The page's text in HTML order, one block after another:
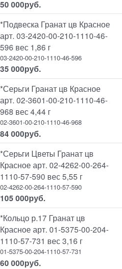
50 000руб.
*Подвеска Гранат цв Красное
арт. 03-2420-00-210-1110-46-
596 вес 1,86 г
03-2420-00-210-1110-46-596
35 000руб.
*Серьги Гранат цв Красное
арт. 02-3601-00-210-1110-46-
968 вес 4,44 г
02-3601-00-210-1110-46-968
84 000руб.
*Серьги Цветы Гранат цв
Красное арт. 02-4262-00-264-
1110-57-590 вес 5,55 г
02-4262-00-264-1110-57-590
105 000руб.
*Кольцо р.17 Гранат цв
Красное арт. 01-5375-00-204-
1110-57-731 вес 3,16 г
01-5375-00-204-1110-57-731
60 000руб.